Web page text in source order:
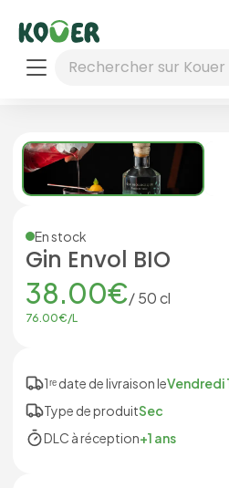
Rechercher sur Kouer
En stock
Gin Envol BIO
38.00€/50cl
76.00€/L
1ʳᵉ date de livraison leVendredi
Type de produitSec
DLC à réception+1 ans